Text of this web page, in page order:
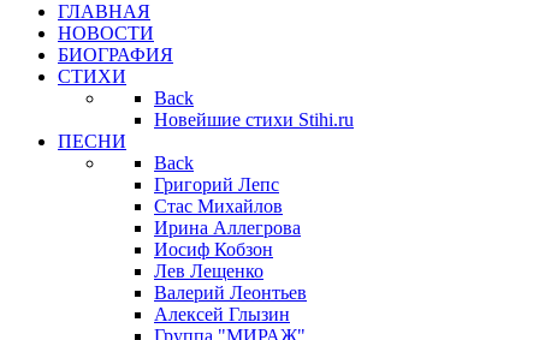
ГЛАВНАЯ
НОВОСТИ
БИОГРАФИЯ
СТИХИ
Back
Новейшие стихи Stihi.ru
ПЕСНИ
Back
Григорий Лепс
Стас Михайлов
Ирина Аллегрова
Иосиф Кобзон
Лев Лещенко
Валерий Леонтьев
Алексей Глызин
Группа "МИРАЖ"